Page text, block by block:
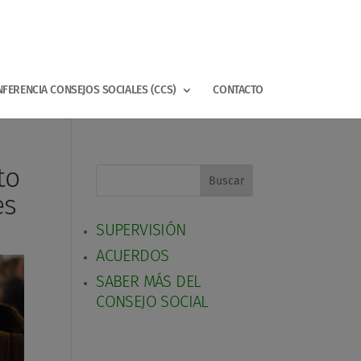
CONSEJOS SOCIALES (CCS) CONTACTO
Buscar
SUPERVISIÓN
ACUERDOS
SABER MÁS DEL
CONSEJO SOCIAL